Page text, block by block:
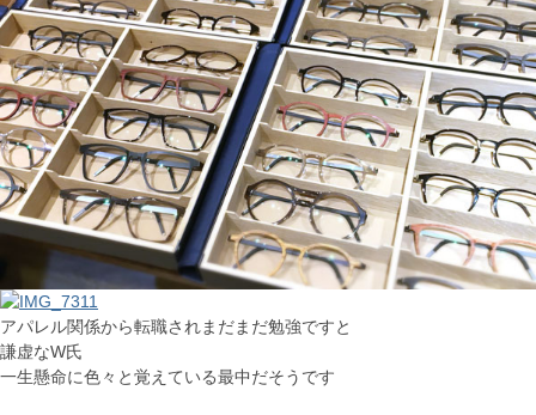
アパレル関係から転職されまだまだ勉強ですと
謙虚なW氏
一生懸命に色々と覚えている最中だそうです